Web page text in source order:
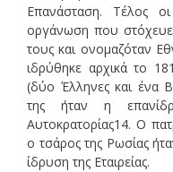
Επανάσταση. Τέλος
οργάνωση που στόχευε
τους και ονομαζόταν
ιδρύθηκε αρχικά το
(δύο Έλληνες και ένα
της ήταν η
Αυτοκρατορίας14. Ο
ο τσάρος της Ρωσίας
ίδρυση της Εταιρείας.